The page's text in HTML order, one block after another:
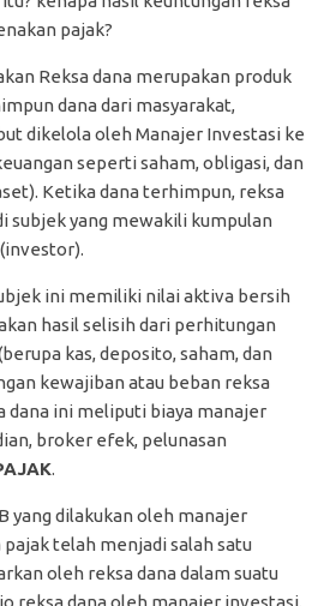
pajak?
Reksa dana merupakan produk
dana dari masyarakat,
dikelola oleh Manajer Investasi ke
seperti saham, obligasi, dan
Ketika dana terhimpun, reksa
subjek yang mewakili kumpulan
ini memiliki nilai aktiva bersih
hasil selisih dari perhitungan
kas, deposito, saham, dan
kewajiban atau beban reksa
dana ini meliputi biaya manajer
broker efek, pelunasan
.
yang dilakukan oleh manajer
telah menjadi salah satu
oleh reksa dana dalam suatu
reksa dana oleh manajer investasi.